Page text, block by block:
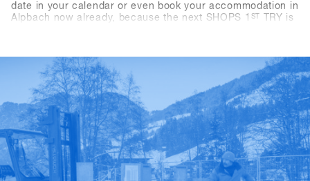
date in your calendar or even book your accommodation in
Alpbach now already, because the next SHOPS 1 ST
TRY is